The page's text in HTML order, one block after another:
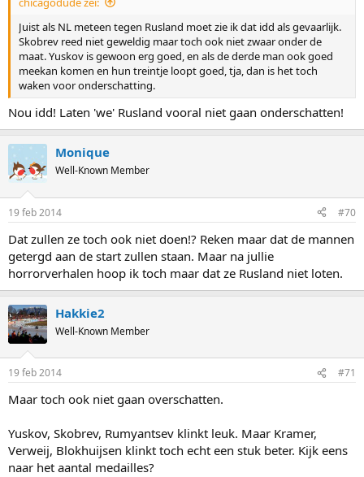
Juist als NL meteen tegen Rusland moet zie ik dat idd als gevaarlijk.
Skobrev reed niet geweldig maar toch ook niet zwaar onder de
maat. Yuskov is gewoon erg goed, en als de derde man ook goed
meekan komen en hun treintje loopt goed, tja, dan is het toch
waken voor onderschatting.
Nou idd! Laten 'we' Rusland vooral niet gaan onderschatten!
Monique
Well-Known Member
19 feb 2014 #70
Dat zullen ze toch ook niet doen!? Reken maar dat de mannen
getergd aan de start zullen staan. Maar na jullie
horrorverhalen hoop ik toch maar dat ze Rusland niet loten.
Hakkie2
Well-Known Member
19 feb 2014 #71
Maar toch ook niet gaan overschatten.
Yuskov, Skobrev, Rumyantsev klinkt leuk. Maar Kramer,
Verweij, Blokhuijsen klinkt toch echt een stuk beter. Kijk eens
naar het aantal medailles?